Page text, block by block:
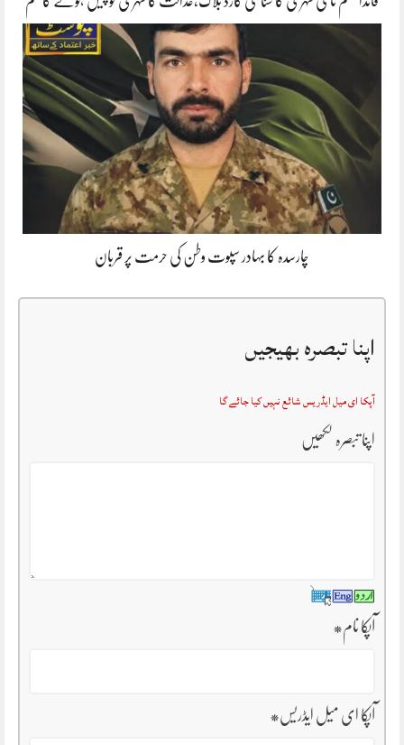
چارسدہ کا بہادر سپوت وطن کی حرمت پر قربان
اپنا تبصرہ بھیجیں
آپکا ای میل ایڈریس شائع نہیں کیا جائے گا
اپنا تبصرہ لکھیں
آپکا نام*
آپکا ای میل ایڈریس*